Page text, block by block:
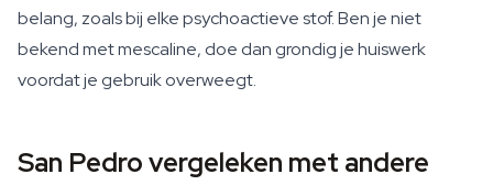
belang, zoals bij elke psychoactieve stof. Ben je niet
bekend met mescaline, doe dan grondig je huiswerk
voordat je gebruik overweegt.
San Pedro vergeleken met andere